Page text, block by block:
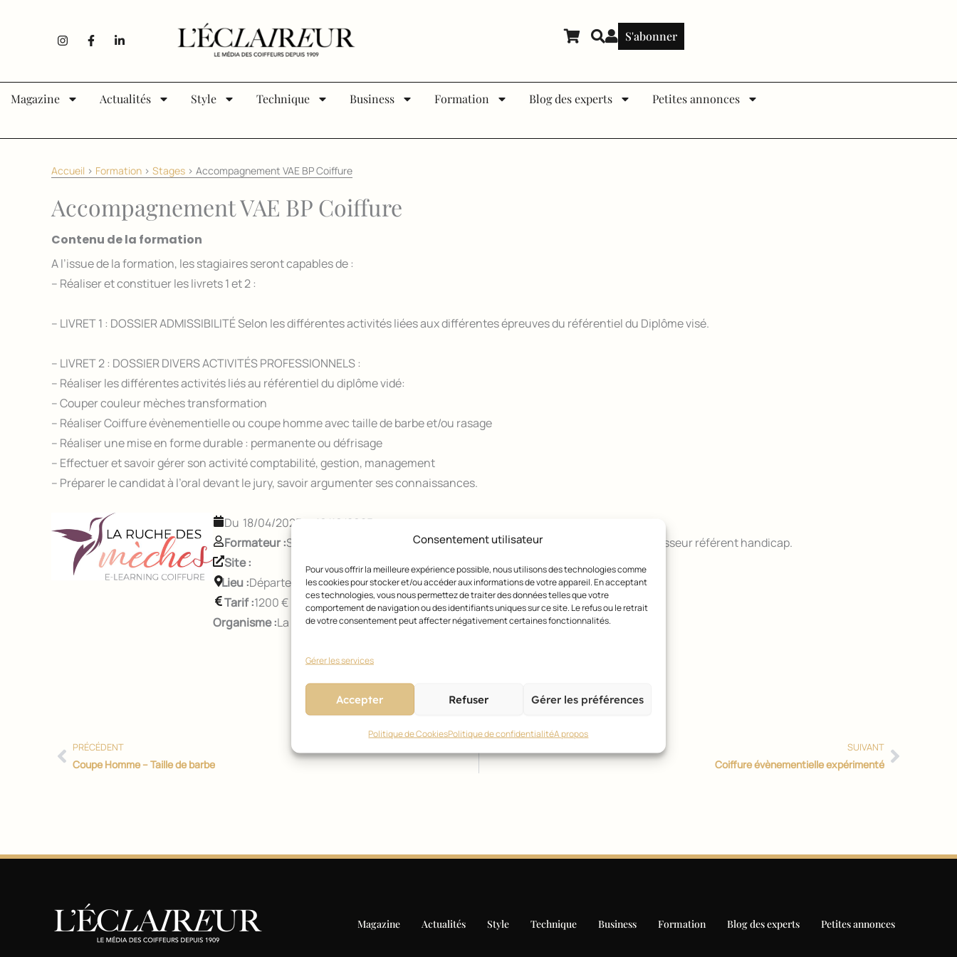
Consentement utilisateur
Pour vous offrir la meilleure expérience possible, nous utilisons des technologies comme
les cookies pour stocker et/ou accéder aux informations de votre appareil. En acceptant
ces technologies, vous nous permettez de traiter des données telles que votre
comportement de navigation ou des identifiants uniques sur ce site. Le refus ou le retrait
de votre consentement peut affecter négativement certaines fonctionnalités.
Gérer les services
Accepter Refuser Gérer les préférences
Politique de CookiesPolitique de confidentialitéA propos
I
n
a
F
a
b
f
L
i
e
i
i
S'abonner
Magazine Actualités Style Technique Business Formation Blog des experts Petites annonces
Accueil > Formation > Stages > Accompagnement VAE BP Coiffure
Accompagnement VAE BP Coiffure
Contenu de la formation
A l’issue de la formation, les stagiaires seront capables de :
– Réaliser et constituer les livrets 1 et 2 :
– LIVRET 1 : DOSSIER ADMISSIBILITÉ Selon les différentes activités liées aux différentes épreuves du référentiel du Diplôme visé.
– LIVRET 2 : DOSSIER DIVERS ACTIVITÉS PROFESSIONNELS :
– Réaliser les différentes activités liés au référentiel du diplôme vidé:
– Couper couleur mèches transformation
– Réaliser Coiffure évènementielle ou coupe homme avec taille de barbe et/ou rasage
– Réaliser une mise en forme durable : permanente ou défrisage
– Effectuer et savoir gérer son activité comptabilité, gestion, management
– Préparer le candidat à l’oral devant le jury, savoir argumenter ses connaissances.
18/04/2025
19/10/2025
Formateur :Sylvie Vételé : Ancienne meilleure Ouvrier de France, Jury de VAE et Professeur référent handicap.
Site :
Lieu :Département non définiA Distance
Tarif :1200 €
Organisme :La Ruche Des Mèches
PRÉCÉDENT
Coupe Homme – Taille de barbe
SUIVANT
Coiffure évènementielle expérimenté
Magazine Actualités Style Technique Business Formation Blog des experts Petites annonces